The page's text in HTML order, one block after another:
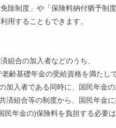
制度」や「保険料納付猶予制度
用することもできます。
組合の加入者などのうち、
齢基礎年金の受給資格を満たし
入者である同時に、国民年金の
組合等の制度から、国民年金に
年金の)保険料を負担する必要は